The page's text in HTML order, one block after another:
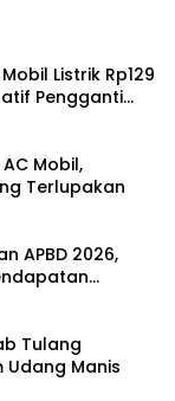
Listrik Rp129
Pengganti
Mobil,
Terlupakan
APBD 2026,
Tulang
Udang Manis